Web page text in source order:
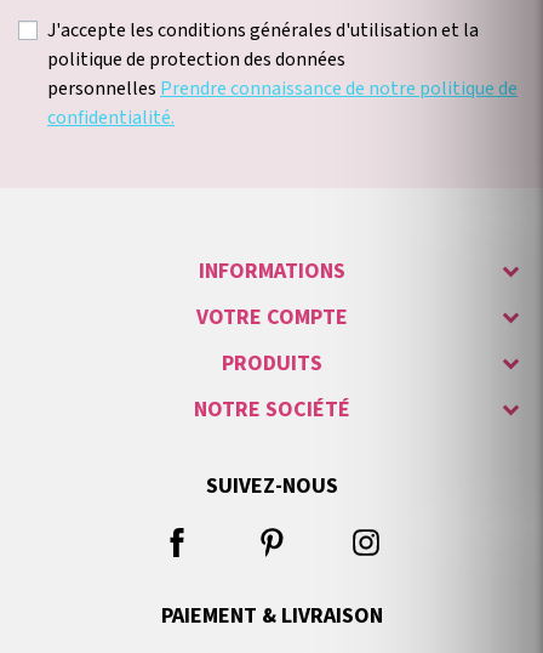
J'accepte les conditions générales d'utilisation et la
politique de protection des données
personnelles Prendre connaissance de notre politique de
confidentialité.
INFORMATIONS
VOTRE COMPTE
PRODUITS
NOTRE SOCIÉTÉ
SUIVEZ-NOUS
PAIEMENT & LIVRAISON